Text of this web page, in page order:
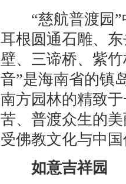
“慈航普渡园”
耳根圆通石雕、
壁、三谛桥、紫
音”是海南省的镇
南方园林的精致
苦、普渡众生的
受佛教文化与中
如意吉祥园